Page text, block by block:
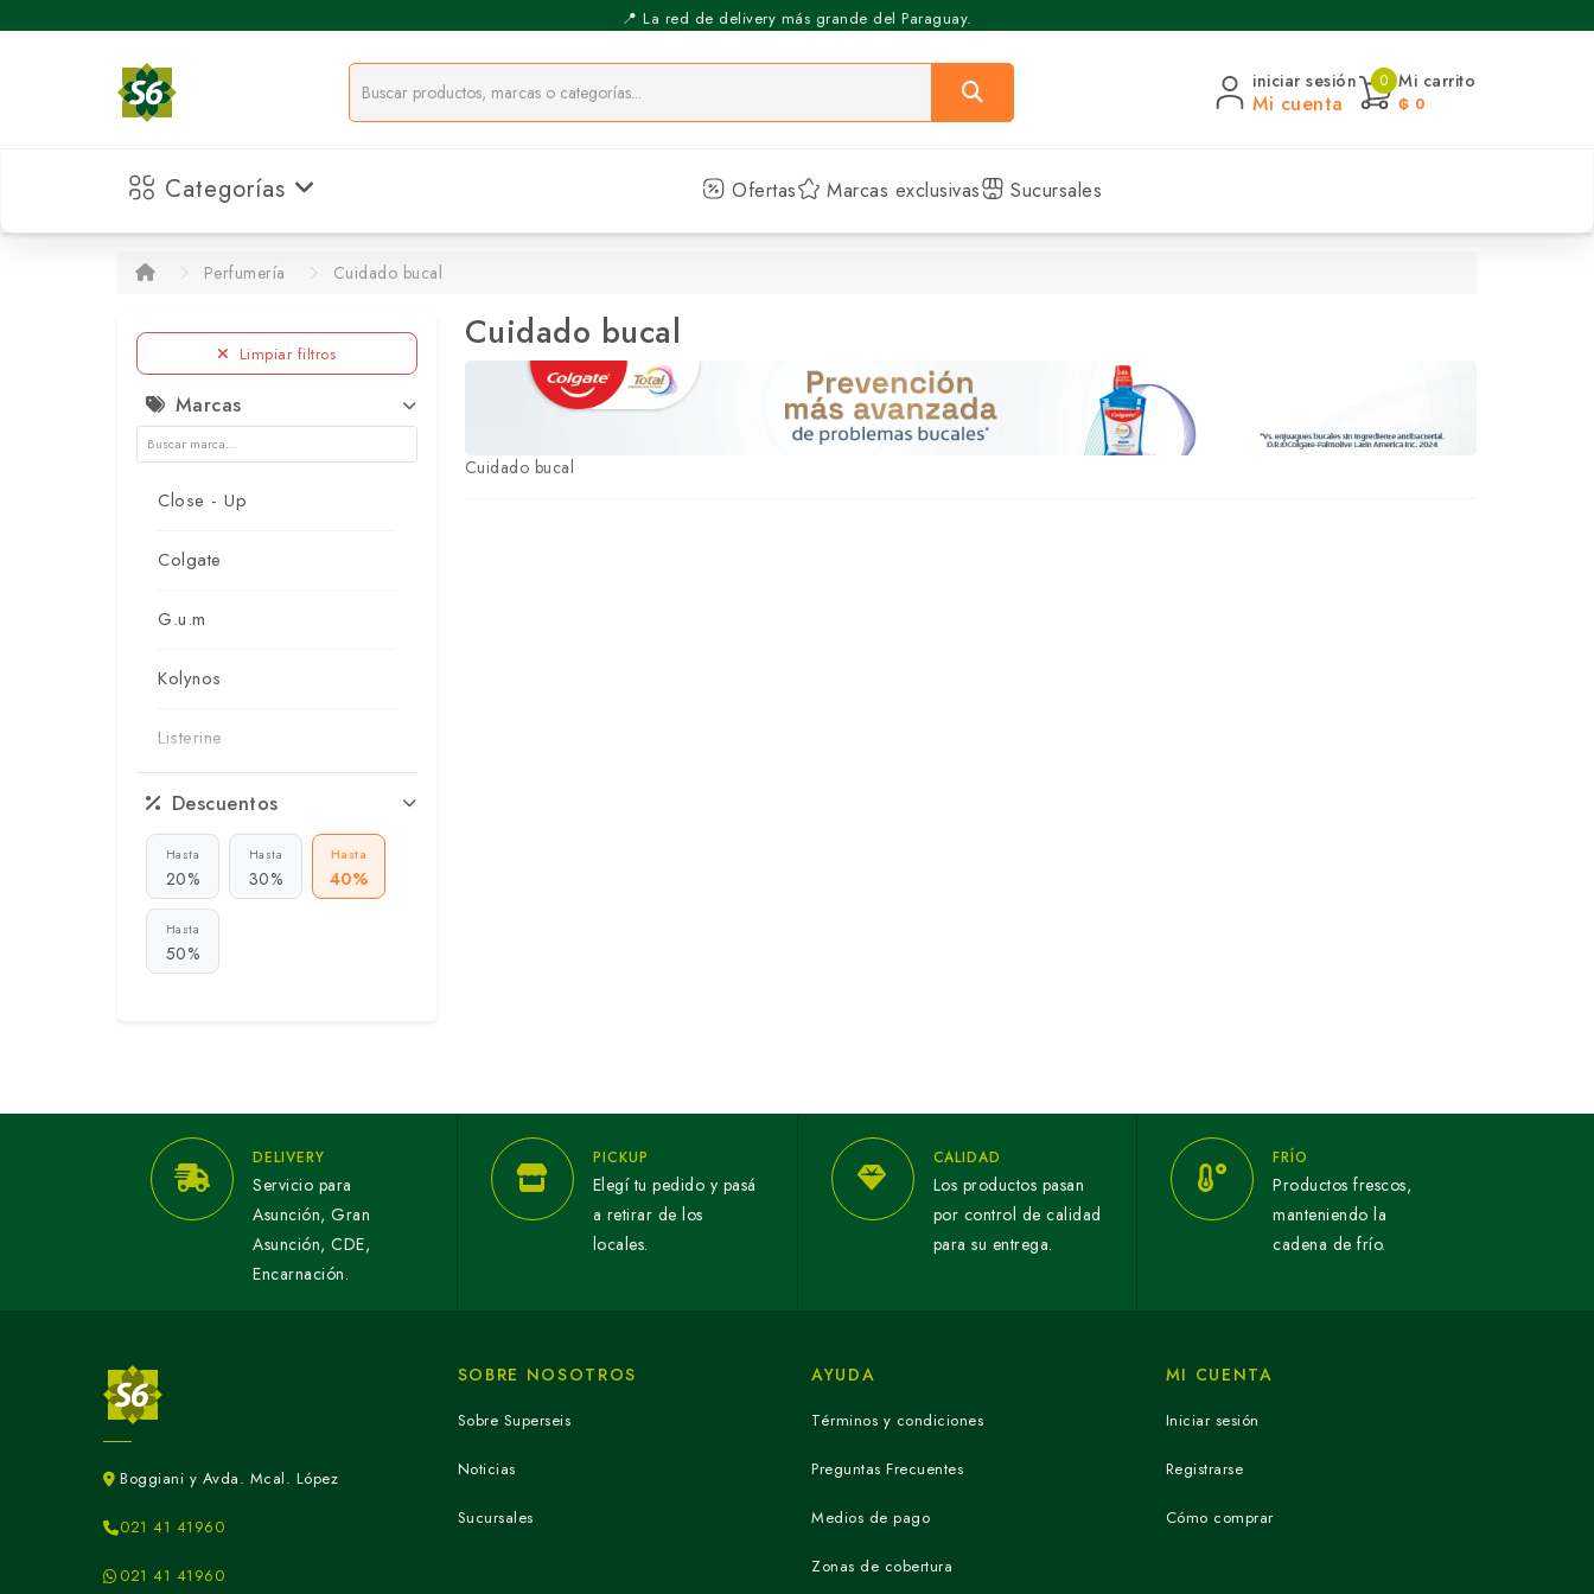
📍 La red de delivery más grande del Paraguay.
⚡️ Pickup Express - Retirás en 30 min.
iniciar sesión
Mi cuenta
0 Mi carrito
₲ 0
Categorías Ofertas Marcas exclusivas Sucursales
Perfumería Cuidado bucal
Limpiar filtros
Marcas
Close - Up
Colgate
G.u.m
Kolynos
Listerine
Oral-b
Reach
Sorriso
Tandy
Descuentos
Hasta
20%
Hasta
30%
Hasta
40%
Hasta
50%
Cuidado bucal
Cuidado bucal
DELIVERY
Servicio para
Asunción, Gran
Asunción, CDE,
Encarnación.
PICKUP
Elegí tu pedido y pasá
a retirar de los
locales.
CALIDAD
Los productos pasan
por control de calidad
para su entrega.
FRÍO
Productos frescos,
manteniendo la
cadena de frío.
Boggiani y Avda. Mcal. López
021 41 41960
021 41 41960
SOBRE NOSOTROS
Sobre Superseis
Noticias
Sucursales
AYUDA
Términos y condiciones
Preguntas Frecuentes
Medios de pago
Zonas de cobertura
MI CUENTA
Iniciar sesión
Registrarse
Cómo comprar